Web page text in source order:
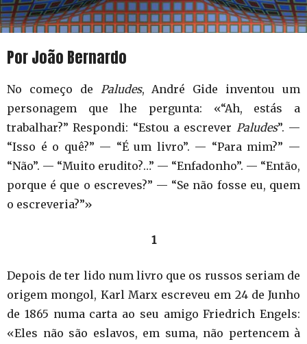
Por João Bernardo
No começo de Paludes, André Gide inventou um
personagem que lhe pergunta: «“Ah, estás a
trabalhar?” Respondi: “Estou a escrever Paludes”. —
“Isso é o quê?” — “É um livro”. — “Para mim?” —
“Não”. — “Muito erudito?…” — “Enfadonho”. — “Então,
porque é que o escreves?” — “Se não fosse eu, quem
o escreveria?”»
1
Depois de ter lido num livro que os russos seriam de
origem mongol, Karl Marx escreveu em 24 de Junho
de 1865 numa carta ao seu amigo Friedrich Engels:
«Eles não são eslavos, em suma, não pertencem à